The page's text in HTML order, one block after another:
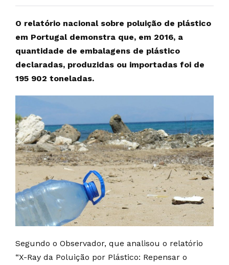
O relatório nacional sobre poluição de plástico
em Portugal demonstra que, em 2016, a
quantidade de embalagens de plástico
declaradas, produzidas ou importadas foi de
195 902 toneladas.
Segundo o Observador, que analisou o relatório
“X-Ray da Poluição por Plástico: Repensar o